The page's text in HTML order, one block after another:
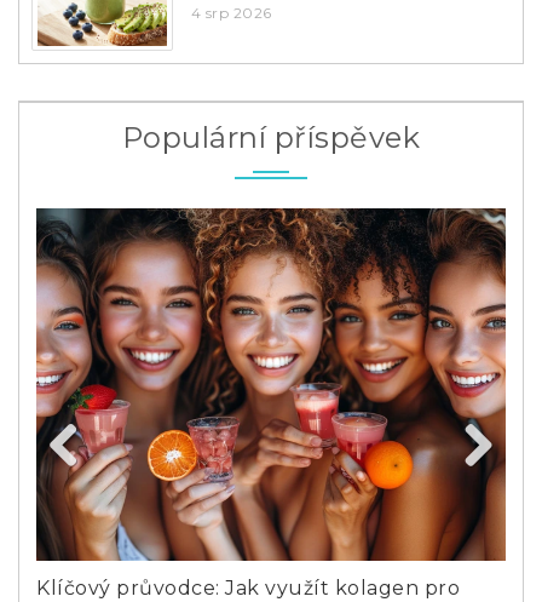
4 srp 2026
Populární příspěvek
Klíčový průvodce: Jak využít kolagen pro
Previous